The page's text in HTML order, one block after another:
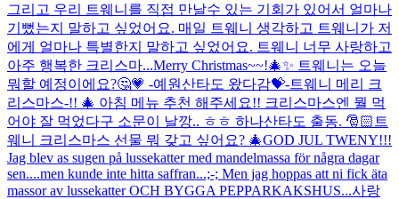
그리고 우리 트웨니를 직접 만날수 있는 기회가 있어서 얼마나
기뻤는지 말하고 싶었어요. 매일 트웨니 생각하고 트웨니가 저
에게 얼마나 특별한지 말하고 싶었어요. 트웨니 너무 사랑하고
아주 행복한 크리스마...Merry Christmas~~!🎄✨ 트웨니는 오늘
뭐할 예정이에요?🤔💗 -예원산타도 왔다감💝-트웨니 메리 크
리스마스-!! 🎄 아침 메뉴 추천 해주세요!! 크리스마스엔 뭘 먹
어야 잘 먹었다구 소문이 날깡.. ㅎㅎ 하나산타도 출동. 🎅🏻 트
웨니 크리스마스 선물 뭐 갖고 싶어요? 🎄GOD JUL TWENY!!!
Jag blev as sugen på lussekatter med mandelmassa för några dagar
sen....men kunde inte hitta saffran...;-; Men jag hoppas att ni fick äta
massor av lussekatter OCH BYGGA PEPPARKAKSHUS...사랑